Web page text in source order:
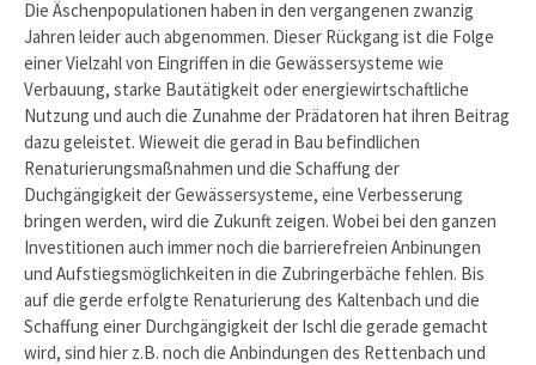
Die Äschenpopulationen haben in den vergangenen zwanzig
Jahren leider auch abgenommen. Dieser Rückgang ist die Folge
einer Vielzahl von Eingriffen in die Gewässersysteme wie
Verbauung, starke Bautätigkeit oder energiewirtschaftliche
Nutzung und auch die Zunahme der Prädatoren hat ihren Beitrag
dazu geleistet. Wieweit die gerad in Bau befindlichen
Renaturierungsmaßnahmen und die Schaffung der
Duchgängigkeit der Gewässersysteme, eine Verbesserung
bringen werden, wird die Zukunft zeigen. Wobei bei den ganzen
Investitionen auch immer noch die barrierefreien Anbinungen
und Aufstiegsmöglichkeiten in die Zubringerbäche fehlen. Bis
auf die gerde erfolgte Renaturierung des Kaltenbach und die
Schaffung einer Durchgängigkeit der Ischl die gerade gemacht
wird, sind hier z.B. noch die Anbindungen des Rettenbach und